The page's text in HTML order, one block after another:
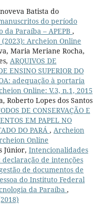
Batista do
do período
Paraíba – APEPB ,
Archeion Online
Maria Meriane Rocha,
ARQUIVOS DE
ENSINO SUPERIOR DO
adequação à portaria
Online: V.3, n.1, 2015
Roberto Lopes dos Santos
DE CONSERVAÇÃO E
EM PAPEL NO
DO PARÁ , Archeion
Online
Júnior, Intencionalidades
de intenções
de documentos de
do Instituto Federal
da Paraíba ,